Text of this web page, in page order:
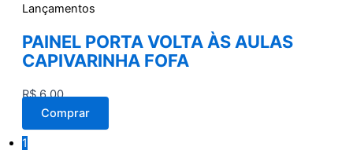
Lançamentos
PAINEL PORTA VOLTA ÀS AULAS
CAPIVARINHA FOFA
R$6,00
Comprar
1